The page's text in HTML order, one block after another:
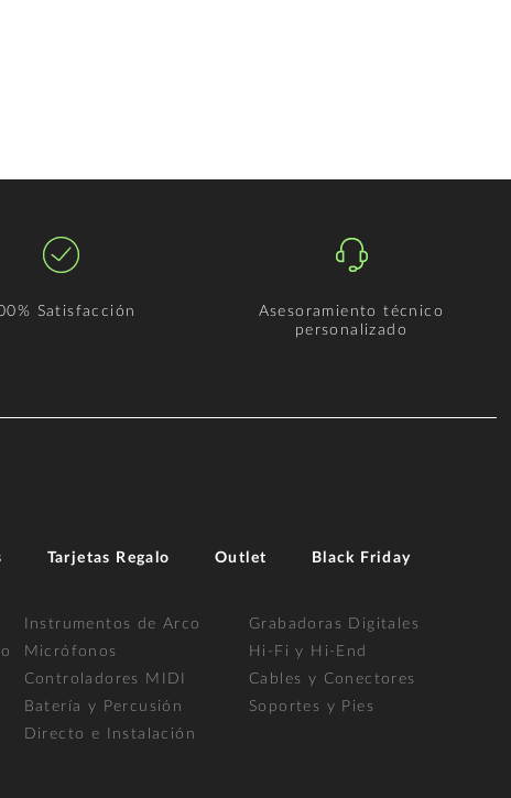
Satisfacción
Asesoramiento técnico
personalizado
Tarjetas Regalo Outlet Black Friday
Instrumentos de Arco
Micrófonos
Controladores MIDI
Batería y Percusión
Directo e Instalación
Grabadoras Digitales
Hi-Fi y Hi-End
Cables y Conectores
Soportes y Pies